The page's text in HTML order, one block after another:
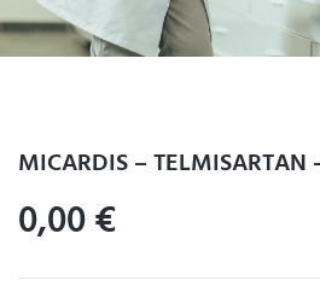
MICARDIS – TELMISARTAN
0,00€